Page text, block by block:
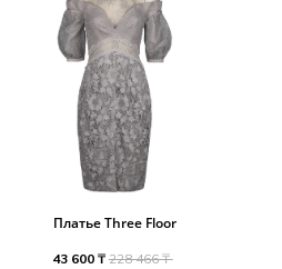
Платье Three Floor
43 600 ₸ 228 466 ₸